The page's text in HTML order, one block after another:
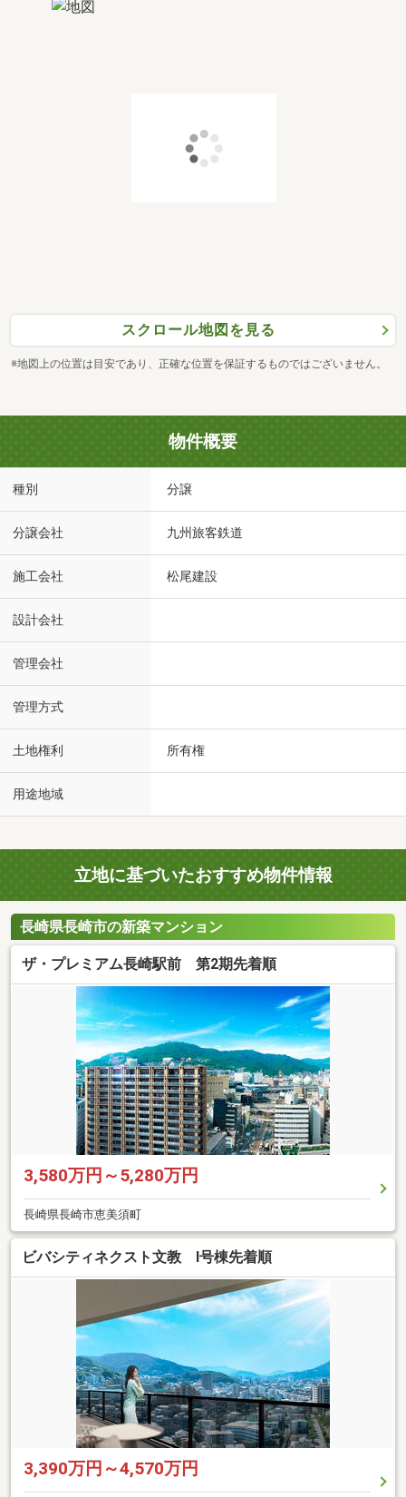
スクロール地図を見る
※地図上の位置は目安であり、正確な位置を保証するものではございません。
物件概要
種別 分譲
分譲会社 九州旅客鉄道
施工会社 松尾建設
設計会社
管理会社
管理方式
土地権利 所有権
用途地域
立地に基づいたおすすめ物件情報
長崎県長崎市の新築マンション
ザ・プレミアム長崎駅前 第2期先着順
3,580万円～5,280万円
長崎県長崎市恵美須町
ビバシティネクスト文教 I号棟先着順
3,390万円～4,570万円